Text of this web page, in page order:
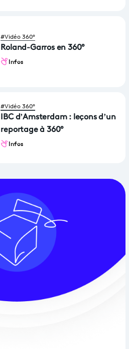
#Vidéo 360°
Roland-Garros en 360°
Infos
#Vidéo 360°
IBC d’Amsterdam : leçons d’un
reportage à 360°
Infos